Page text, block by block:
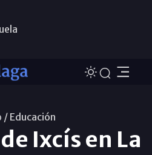
/ Educación
Ixcís en La